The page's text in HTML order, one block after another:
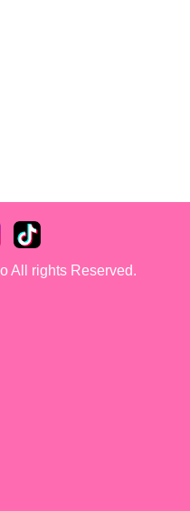
All rights Reserved.